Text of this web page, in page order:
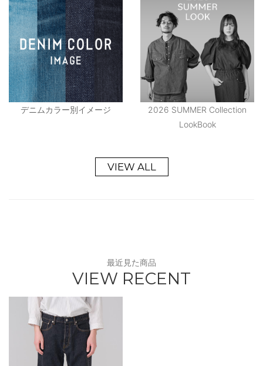
デニムカラー別イメージ
2026 SUMMER Collection
LookBook
VIEW ALL
最近見た商品
VIEW RECENT